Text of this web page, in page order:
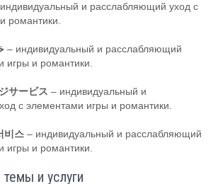
и расслабляющий уход с
романтики.
– индивидуальный и расслабляющий
игры и романтики.
サービス – индивидуальный и
с элементами игры и романтики.
비스– индивидуальный и расслабляющий
игры и романтики.
и услуги